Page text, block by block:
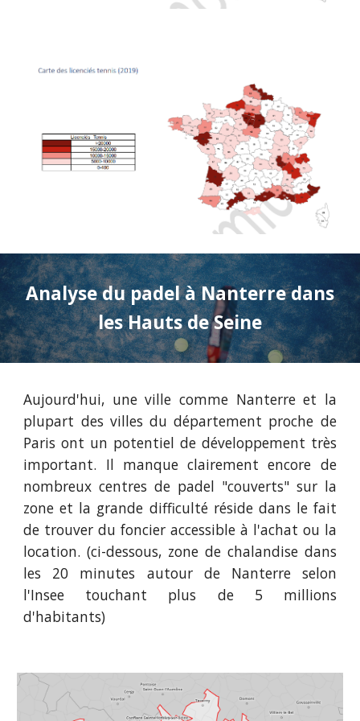
Analyse du padel àNanterredans
les Hauts de Seine
Aujourd'hui, une ville comme Nanterreet la
plupart des villes du département proche de
Paris ont un potentiel de développement très
important. Il manque clairement encore de
nombreux centres de padel "couverts" sur la
zone et la grande difficulté réside dans le fait
de trouver du foncier accessible à l'achat ou la
location.(ci-dessous, zone de chalandise dans
les 20 minutes autour de Nanterre selon
l'Insee touchant plus de 5 millions
d'habitants)